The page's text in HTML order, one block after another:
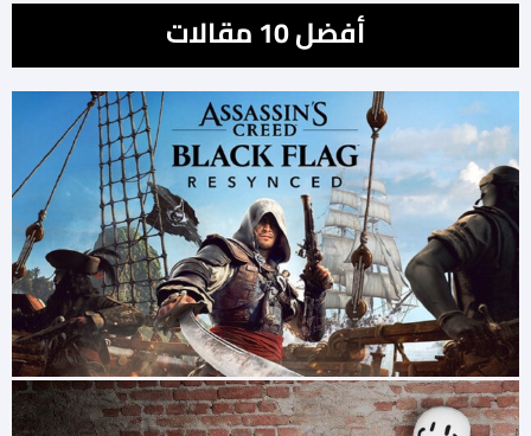
أفضل 10 مقالات